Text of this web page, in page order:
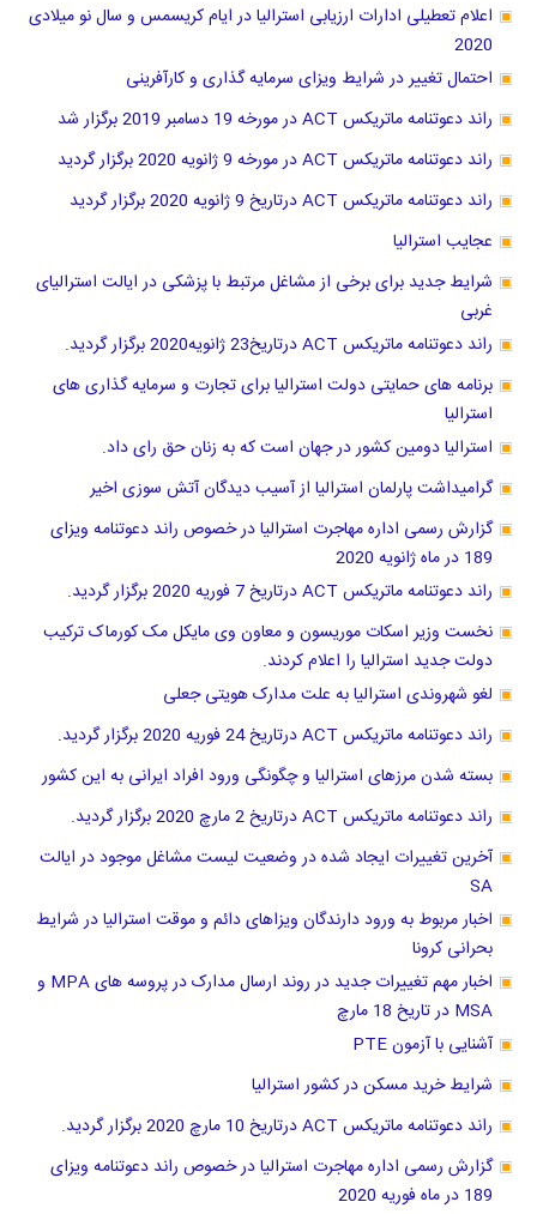
اعلام تعطیلی ادارات ارزیابی استرالیا در ایام کریسمس و سال نو میلادی
2020
احتمال تغییر در شرایط ویزای سرمایه گذاری و کارآفرینی
راند دعوتنامه ماتریکس ACT در مورخه 19 دسامبر 2019 برگزار شد
راند دعوتنامه ماتریکس ACT در مورخه 9 ژانویه 2020 برگزار گردید
راند دعوتنامه ماتریکس ACT درتاریخ 9 ژانویه 2020 برگزار گردید
عجایب استرالیا
شرایط جدید برای برخی از مشاغل مرتبط با پزشکی در ایالت استرالیای
غربی
راند دعوتنامه ماتریکس ACT درتاریخ23 ژانویه2020 برگزار گردید.
برنامه های حمایتی دولت استرالیا برای تجارت و سرمایه گذاری های
استرالیا
استرالیا دومین کشور در جهان است که به زنان حق رای داد.
گرامیداشت پارلمان استرالیا از آسیب دیدگان آتش سوزی اخیر
گزارش رسمی اداره مهاجرت استرالیا در خصوص راند دعوتنامه ویزای
189 در ماه ژانویه 2020
راند دعوتنامه ماتریکس ACT درتاریخ 7 فوریه 2020 برگزار گردید.
نخست وزیر اسکات موریسون و معاون وی مایکل مک کورماک ترکیب
دولت جدید استرالیا را اعلام کردند.
لغو شهروندی استرالیا به علت مدارک هویتی جعلی
راند دعوتنامه ماتریکس ACT درتاریخ 24 فوریه 2020 برگزار گردید.
بسته شدن مرزهای استرالیا و چگونگی ورود افراد ایرانی به این کشور
راند دعوتنامه ماتریکس ACT درتاریخ 2 مارچ 2020 برگزار گردید.
آخرین تغییرات ایجاد شده در وضعیت لیست مشاغل موجود در ایالت
SA
اخبار مربوط به ورود دارندگان ویزاهای دائم و موقت استرالیا در شرایط
بحرانی کرونا
اخبار مهم تغییرات جدید در روند ارسال مدارک در پروسه های MPA و
MSA در تاریخ 18 مارچ
آشنایی با آزمون PTE
شرایط خرید مسکن در کشور استرالیا
راند دعوتنامه ماتریکس ACT درتاریخ 10 مارچ 2020 برگزار گردید.
گزارش رسمی اداره مهاجرت استرالیا در خصوص راند دعوتنامه ویزای
189 در ماه فوریه 2020